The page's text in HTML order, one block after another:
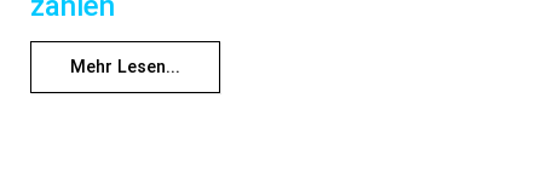
Mehr Lesen...